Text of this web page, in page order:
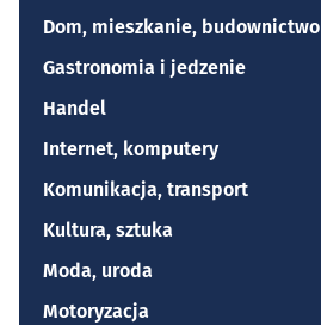
Dom, mieszkanie, budownictwo
Gastronomia i jedzenie
Handel
Internet, komputery
Komunikacja, transport
Kultura, sztuka
Moda, uroda
Motoryzacja